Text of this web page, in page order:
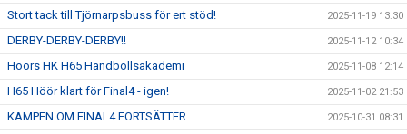
Stort tack till Tjörnarpsbuss för ert stöd! 2025-11-19 13:30
DERBY-DERBY-DERBY!! 2025-11-12 10:34
Höörs HK H65 Handbollsakademi 2025-11-08 12:14
H65 Höör klart för Final4 - igen! 2025-11-02 21:53
KAMPEN OM FINAL4 FORTSÄTTER 2025-10-31 08:31